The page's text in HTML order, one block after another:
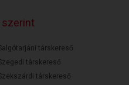
szerint
társkereső
társkereső
társkereső